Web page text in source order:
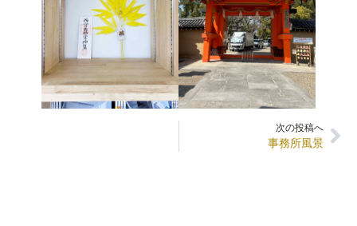
次の投稿へ
事務所風景